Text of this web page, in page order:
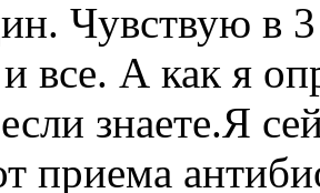
Чувствую в
все. А как я
знаете.Я
приема